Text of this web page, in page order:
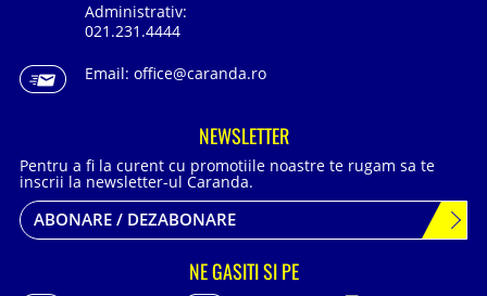
Administrativ:
021.231.4444
Email: office@caranda.ro
NEWSLETTER
Pentru a fi la curent cu promotiile noastre te rugam sa te
inscrii la newsletter-ul Caranda.
ABONARE / DEZABONARE
NE GASITI SI PE